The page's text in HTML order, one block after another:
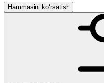
Hammasini ko‘rsatish